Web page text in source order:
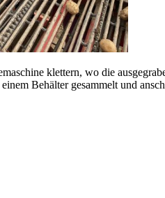
klettern, wo die
Behälter gesammelt und